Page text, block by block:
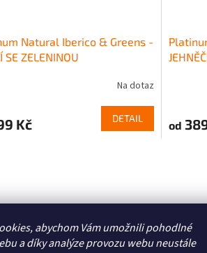
abychom Vám umožnili pohodlné
a díky analýze provozu webu neustále
Natural Iberico & Greens -
SE ZELENINOU
Na dotaz
Kč DETAIL
od